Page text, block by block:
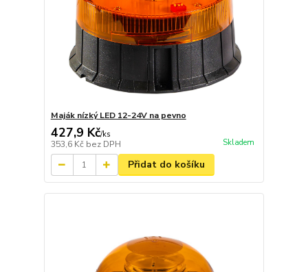
Maják nízký LED 12-24V na pevno
427,9 Kč/ks
353,6 Kč bez DPH Skladem
Přidat do košíku